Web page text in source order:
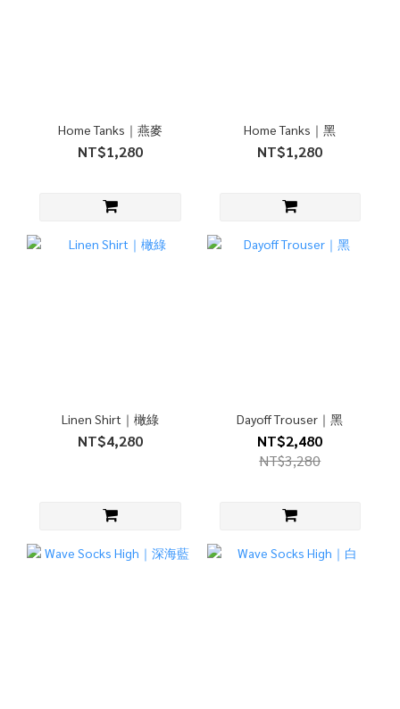
Home Tanks｜燕麥
NT$1,280
Home Tanks｜黑
NT$1,280
Linen Shirt｜橄綠
NT$4,280
Dayoff Trouser｜黑
NT$2,480
NT$3,280